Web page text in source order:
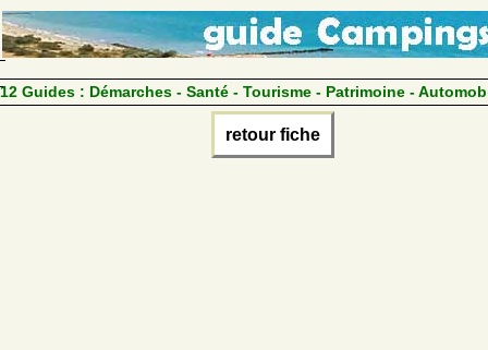
12 Guides : Démarches - Santé - Tourisme - Patrimoine -
retour fiche